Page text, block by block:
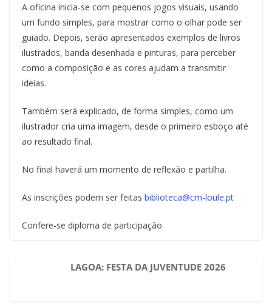
A oficina inicia-se com pequenos jogos visuais, usando
um fundo simples, para mostrar como o olhar pode ser
guiado. Depois, serão apresentados exemplos de livros
ilustrados, banda desenhada e pinturas, para perceber
como a composição e as cores ajudam a transmitir
ideias.
Também será explicado, de forma simples, como um
ilustrador cria uma imagem, desde o primeiro esboço até
ao resultado final.
No final haverá um momento de reflexão e partilha.
As inscrições podem ser feitas biblioteca@cm-loule.pt
Confere-se diploma de participação.
LAGOA: FESTA DA JUVENTUDE 2026